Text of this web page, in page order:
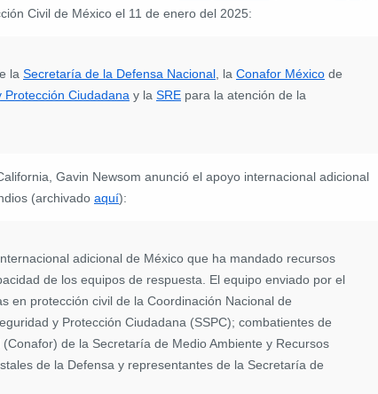
Civil de México el 11 de enero del 2025:
la Secretaría de la Defensa Nacional , la Conafor México de
Ciudadana y la SRE para la atención de la
Gavin Newsom anunció el apoyo internacional adicional
(archivado aquí):
adicional de México que ha mandado recursos
de los equipos de respuesta. El equipo enviado por el
en protección civil de la Coordinación Nacional de
y Protección Ciudadana (SSPC); combatientes de
de la Secretaría de Medio Ambiente y Recursos
de la Defensa y representantes de la Secretaría de